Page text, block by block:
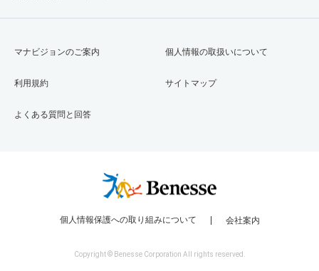
マナビジョンのご案内
利用規約
よくある質問と回答
個人情報の取扱いについて
サイトマップ
個人情報保護への取り組みについて 会社案内
Copyright © Benesse Corporation All rights reserved.